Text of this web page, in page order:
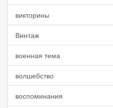
викторины
Винтаж
военная тема
волшебство
воспоминания